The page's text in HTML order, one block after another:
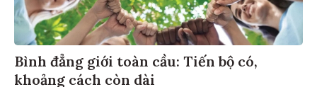
Bình đẳng giới toàn cầu: Tiến bộ có,
khoảng cách còn dài